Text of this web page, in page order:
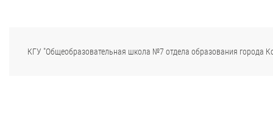
КГУ "Общеобразовательная школа №7 отдела образования города